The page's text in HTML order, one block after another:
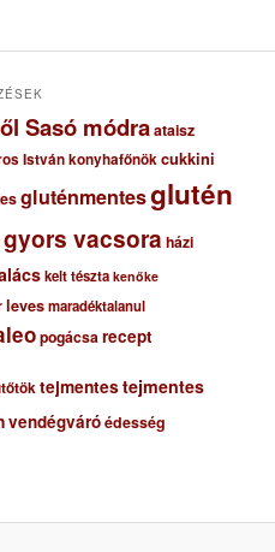
Sasó módraataisz
István konyhafőnökcukkini
gluténmentesglutén
gyors vacsora házi
kelt tészta kenőke
levesmaradéktalanul
pogácsarecept
tejmentestejmentes
vendégváróédesség